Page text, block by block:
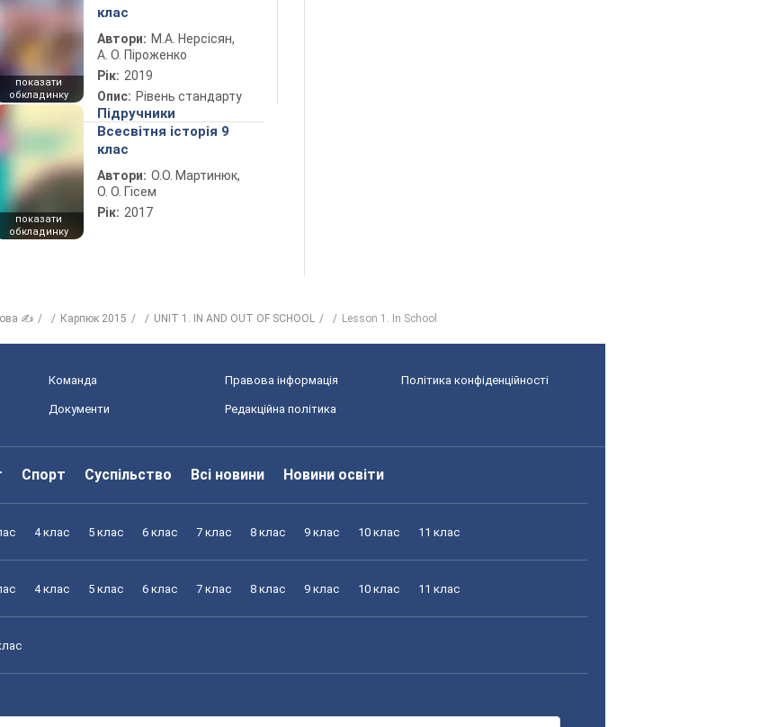
показати
обкладинку
клас
Автори: М.А. Нерсісян,
А. О. Піроженко
Рік: 2019
Опис: Рівень стандарту
показати
обкладинку
Підручники
Всесвітня історія 9
клас
Автори: О.О. Мартинюк,
О. О. Гісем
Рік: 2017
✍ Карпюк 2015 UNIT 1. IN AND OUT OF SCHOOL Lesson 1. In School
Команда Правова інформація Політика конфіденційності
Документи Редакційна політика
Спорт Суспільство Всі новини Новини освіти
4 клас 5 клас 6 клас 7 клас 8 клас 9 клас 10 клас 11 клас
4 клас 5 клас 6 клас 7 клас 8 клас 9 клас 10 клас 11 клас